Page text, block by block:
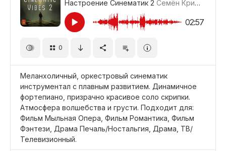
Настроение Синематик 2 Семён Кривенко-Адамов
02:57
0
Меланхоличный, оркестровый синематик
инструментал с плавным развитием. Динамичное
фортепиано, призрачно красивое соло скрипки.
Атмосфера волшебства и грусти. Подходит для:
Фильм Мыльная Опера, Фильм Романтика, Фильм
Фэнтези, Драма Печаль/Ностальгия, Драма, ТВ/
Телевизионный.